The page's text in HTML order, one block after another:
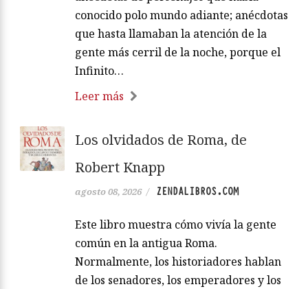
conocido polo mundo adiante; anécdotas
que hasta llamaban la atención de la
gente más cerril de la noche, porque el
Infinito…
Leer más
Los olvidados de Roma, de
Robert Knapp
agosto 08, 2026 / ZENDALIBROS.COM
Este libro muestra cómo vivía la gente
común en la antigua Roma.
Normalmente, los historiadores hablan
de los senadores, los emperadores y los